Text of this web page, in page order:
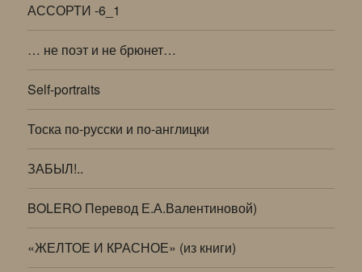
АССОРТИ -6_1
… не поэт и не брюнет…
Self-portraits
Тоска по-русски и по-англицки
ЗАБЫЛ!..
BOLERO Перевод Е.А.Валентиновой)
«ЖЕЛТОЕ И КРАСНОЕ» (из книги)